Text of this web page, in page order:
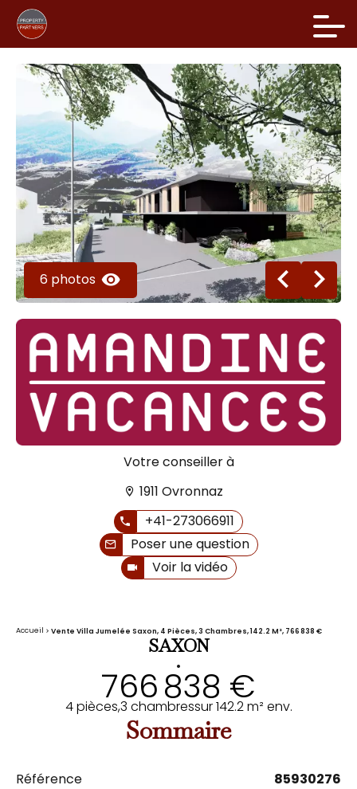
6 photos
Votre conseiller à
1911 Ovronnaz
+41-273066911
Poser une question
Voir la vidéo
Accueil Vente Villa Jumelée Saxon, 4 Pièces, 3 Chambres, 142.2 M², 766 838 €
SAXON
•
766 838 €
4 pièces,3 chambressur 142.2 m² env.
Sommaire
Référence 85930276